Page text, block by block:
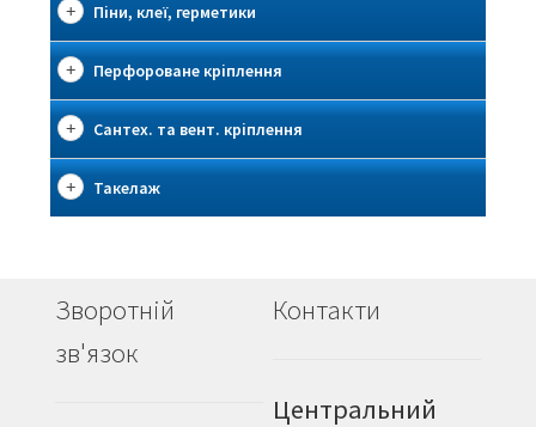
Піни, клеї, герметики
Перфороване кріплення
Сантех. та вент. кріплення
Такелаж
Зворотній
зв'язок
Контакти
Центральний